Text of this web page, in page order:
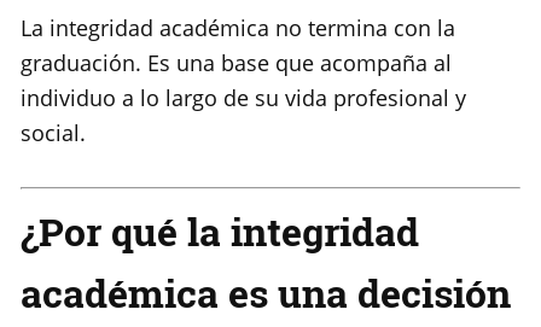
La integridad académica no termina con la
graduación. Es una base que acompaña al
individuo a lo largo de su vida profesional y
social.
¿Por qué la integridad
académica es una decisión